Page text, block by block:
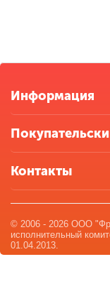
Информация
Контакты
© 2006 - 2026 ООО
исполнительный
01.04.2013.